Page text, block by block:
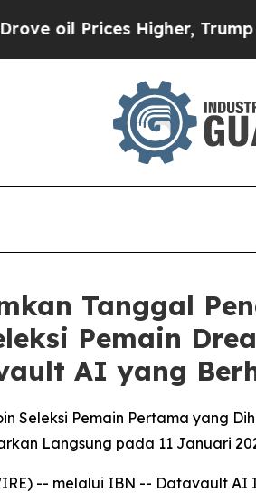
Higher, Trump Gave
Tanggal
Pemain
AI yang
Seleksi Pemain Pertama yang
Langsung pada 11 Januari
-- melalui IBN -- Datavault